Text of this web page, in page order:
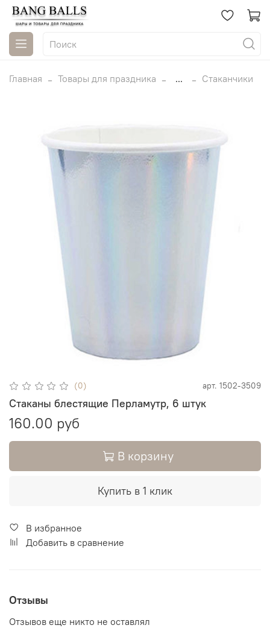
Главная Товары для праздника ... Стаканчики
(0) арт. 1502-3509
Стаканы блестящие Перламутр, 6 штук
160.00 руб
В корзину
Купить в 1 клик
В избранное
Добавить в сравнение
Отзывы
Отзывов еще никто не оставлял